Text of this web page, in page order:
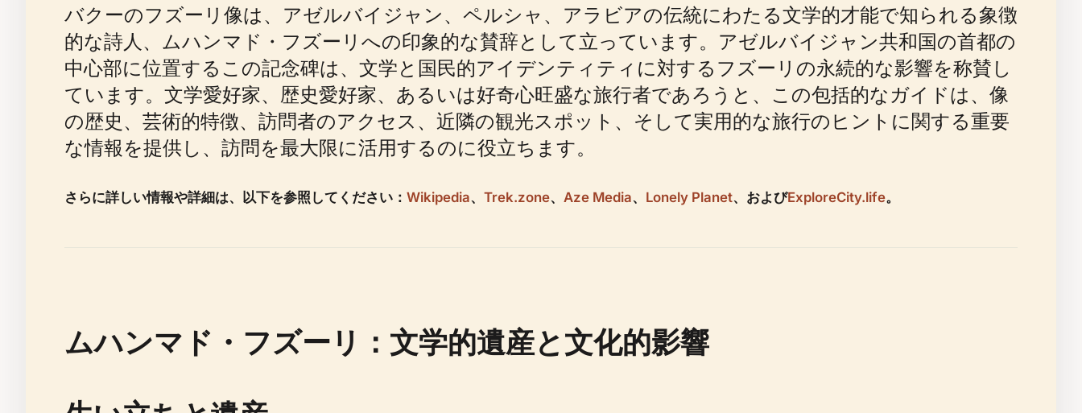
バクーのフズーリ像は、アゼルバイジャン、ペルシャ、アラビアの伝統にわたる文学的才能で知られる象徴
的な詩人、ムハンマド・フズーリへの印象的な賛辞として立っています。アゼルバイジャン共和国の首都の
中心部に位置するこの記念碑は、文学と国民的アイデンティティに対するフズーリの永続的な影響を称賛し
ています。文学愛好家、歴史愛好家、あるいは好奇心旺盛な旅行者であろうと、この包括的なガイドは、像
の歴史、芸術的特徴、訪問者のアクセス、近隣の観光スポット、そして実用的な旅行のヒントに関する重要
な情報を提供し、訪問を最大限に活用するのに役立ちます。
さらに詳しい情報や詳細は、以下を参照してください： Wikipedia、 Trek.zone、 Aze Media、 Lonely Planet、およびExploreCity.life。
ムハンマド・フズーリ：文学的遺産と文化的影響